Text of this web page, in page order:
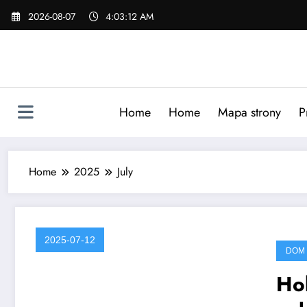
Skip
2026-08-07 4:03:13 AM
Home Home Mapa strony
Home 2025 July
2025-07-12